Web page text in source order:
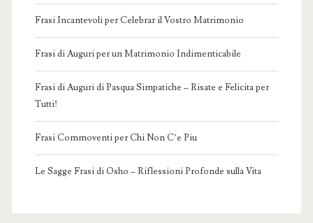
Frasi Incantevoli per Celebrar il Vostro Matrimonio
Frasi di Auguri per un Matrimonio Indimenticabile
Frasi di Auguri di Pasqua Simpatiche – Risate e Felicita per
Tutti!
Frasi Commoventi per Chi Non C’e Piu
Le Sagge Frasi di Osho – Riflessioni Profonde sulla Vita